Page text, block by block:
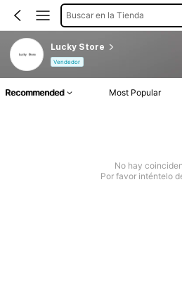
Buscar en la Tienda
Lucky Store
Vendedor
Recommended Most Popular
No hay
Por favor inténtelo